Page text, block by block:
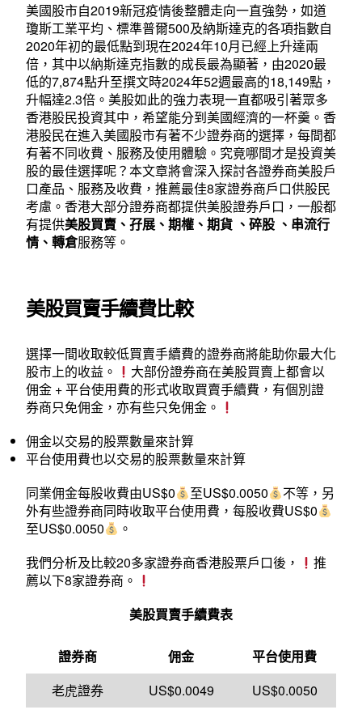
美國股市自2019新冠疫情後整體走向一直強勢，如道
瓊斯工業平均、標準普爾500及納斯達克的各項指數自
2020年初的最低點到現在2024年10月已經上升達兩
倍，其中以納斯達克指數的成長最為顯著，由2020最
低的7,874點升至撰文時2024年52週最高的18,149點，
升幅達2.3倍。美股如此的強力表現一直都吸引著眾多
香港股民投資其中，希望能分到美國經濟的一杯羹。香
港股民在進入美國股市有著不少證券商的選擇，每間都
有著不同收費、服務及使用體驗。究竟哪間才是投資美
股的最佳選擇呢？本文章將會深入探討各證券商美股戶
口產品、服務及收費，推薦最佳8家證券商戶口供股民
考慮。香港大部分證券商都提供美股證券戶口，一般都
有提供美股買賣、孖展、期權、期貨 、碎股 、串流行
情、轉倉服務等。
美股買賣手續費比較
選擇一間收取較低買賣手續費的證券商將能助你最大化
股市上的收益。
大部份證券商在美股買賣上都會以
佣金 + 平台使用費的形式收取買賣手續費，有個別證
券商只免佣金，亦有些只免佣金。
佣金以交易的股票數量來計算
平台使用費也以交易的股票數量來計算
同業佣金每股收費由US$0
至US$0.0050
不等，另
外有些證券商同時收取平台使用費，每股收費US$0
至US$0.0050
。
我們分析及比較20多家證券商香港股票戶口後，
推
薦以下8家證券商。
美股買賣手續費表
證券商 佣金
平台使用費
老虎證券
US$0.0049
US$0.0050